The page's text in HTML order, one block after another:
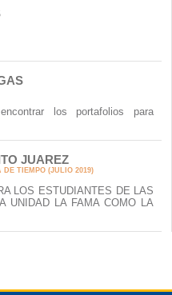
los portafolios para
JUAREZ
DE TIEMPO (JULIO 2019)
LOS ESTUDIANTES DE LAS
UNIDAD LA FAMA COMO LA